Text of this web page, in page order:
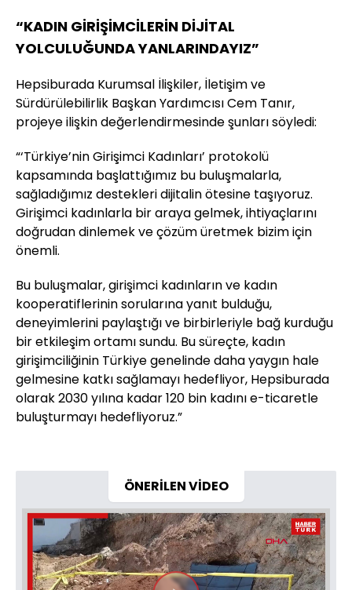
“KADIN GİRİŞİMCİLERİN DİJİTAL
YOLCULUĞUNDA YANLARINDAYIZ”
Hepsiburada Kurumsal İlişkiler, İletişim ve
Sürdürülebilirlik Başkan Yardımcısı Cem Tanır,
projeye ilişkin değerlendirmesinde şunları söyledi:
“‘Türkiye’nin Girişimci Kadınları’ protokolü
kapsamında başlattığımız bu buluşmalarla,
sağladığımız destekleri dijitalin ötesine taşıyoruz.
Girişimci kadınlarla bir araya gelmek, ihtiyaçlarını
doğrudan dinlemek ve çözüm üretmek bizim için
önemli.
Bu buluşmalar, girişimci kadınların ve kadın
kooperatiflerinin sorularına yanıt bulduğu,
deneyimlerini paylaştığı ve birbirleriyle bağ kurduğu
bir etkileşim ortamı sundu. Bu süreçte, kadın
girişimciliğinin Türkiye genelinde daha yaygın hale
gelmesine katkı sağlamayı hedefliyor, Hepsiburada
olarak 2030 yılına kadar 120 bin kadını e-ticaretle
buluşturmayı hedefliyoruz.”
ÖNERİLEN VİDEO